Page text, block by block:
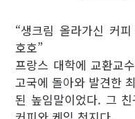
“생크림 올라가신 커
호호”
프랑스 대학에 교환교
고국에 돌아와 발견한
된 높임말이었다. 그